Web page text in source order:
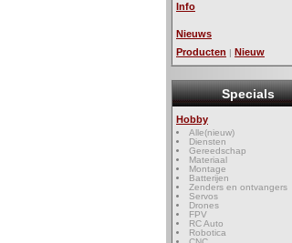
Info
Nieuws
Producten | Nieuw
Specials
Hobby
Alle(nieuw)
Diensten
Gereedschap
Materiaal
Montage
Batterijen
Zenders en ontvangers
Servos
Drones
FPV
RC Auto
Robotica